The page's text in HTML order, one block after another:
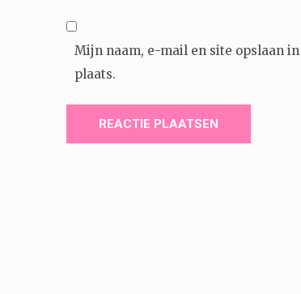
Mijn naam, e-mail en site opslaan
plaats.